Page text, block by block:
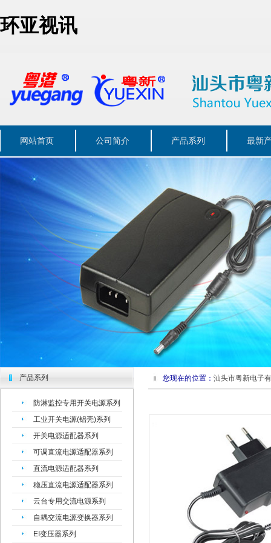
环亚视讯
网站首页 公司简介 产品系列 最新
联系我们
您现在的位置： 汕头市粤新电子
产品系列
防淋监控专用开关电源系列
工业开关电源(铝壳)系列
开关电源适配器系列
可调直流电源适配器系列
直流电源适配器系列
稳压直流电源适配器系列
云台专用交流电源系列
自耦交流电源变换器系列
EI变压器系列